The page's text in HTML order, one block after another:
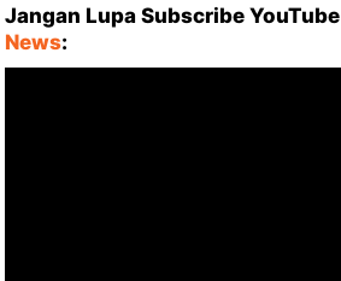
Jangan Lupa Subscribe YouTube
News: